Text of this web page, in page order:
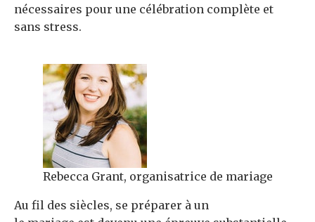
nécessaires pour une célébration complète et
sans stress.
Rebecca Grant, organisatrice de mariage
Au fil des siècles, se préparer à un